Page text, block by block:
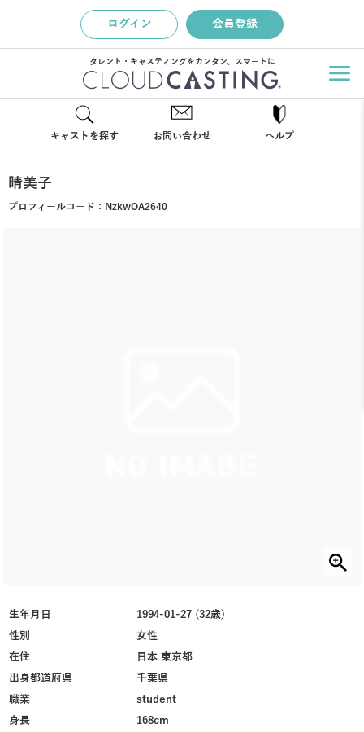
ログイン 会員登録
タレント・キャスティングをカンタン、スマートに
キャストを探す お問い合わせ ヘルプ
晴美子
プロフィールコード： NzkwOA2640
生年月日
1994-01-27 (32歳)
性別
女性
在住
日本 東京都
出身都道府県
千葉県
職業
student
身長
168cm